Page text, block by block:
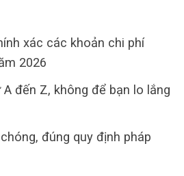
xác các khoản chi phí
2026
đến Z, không để bạn lo lắng
đúng quy định pháp